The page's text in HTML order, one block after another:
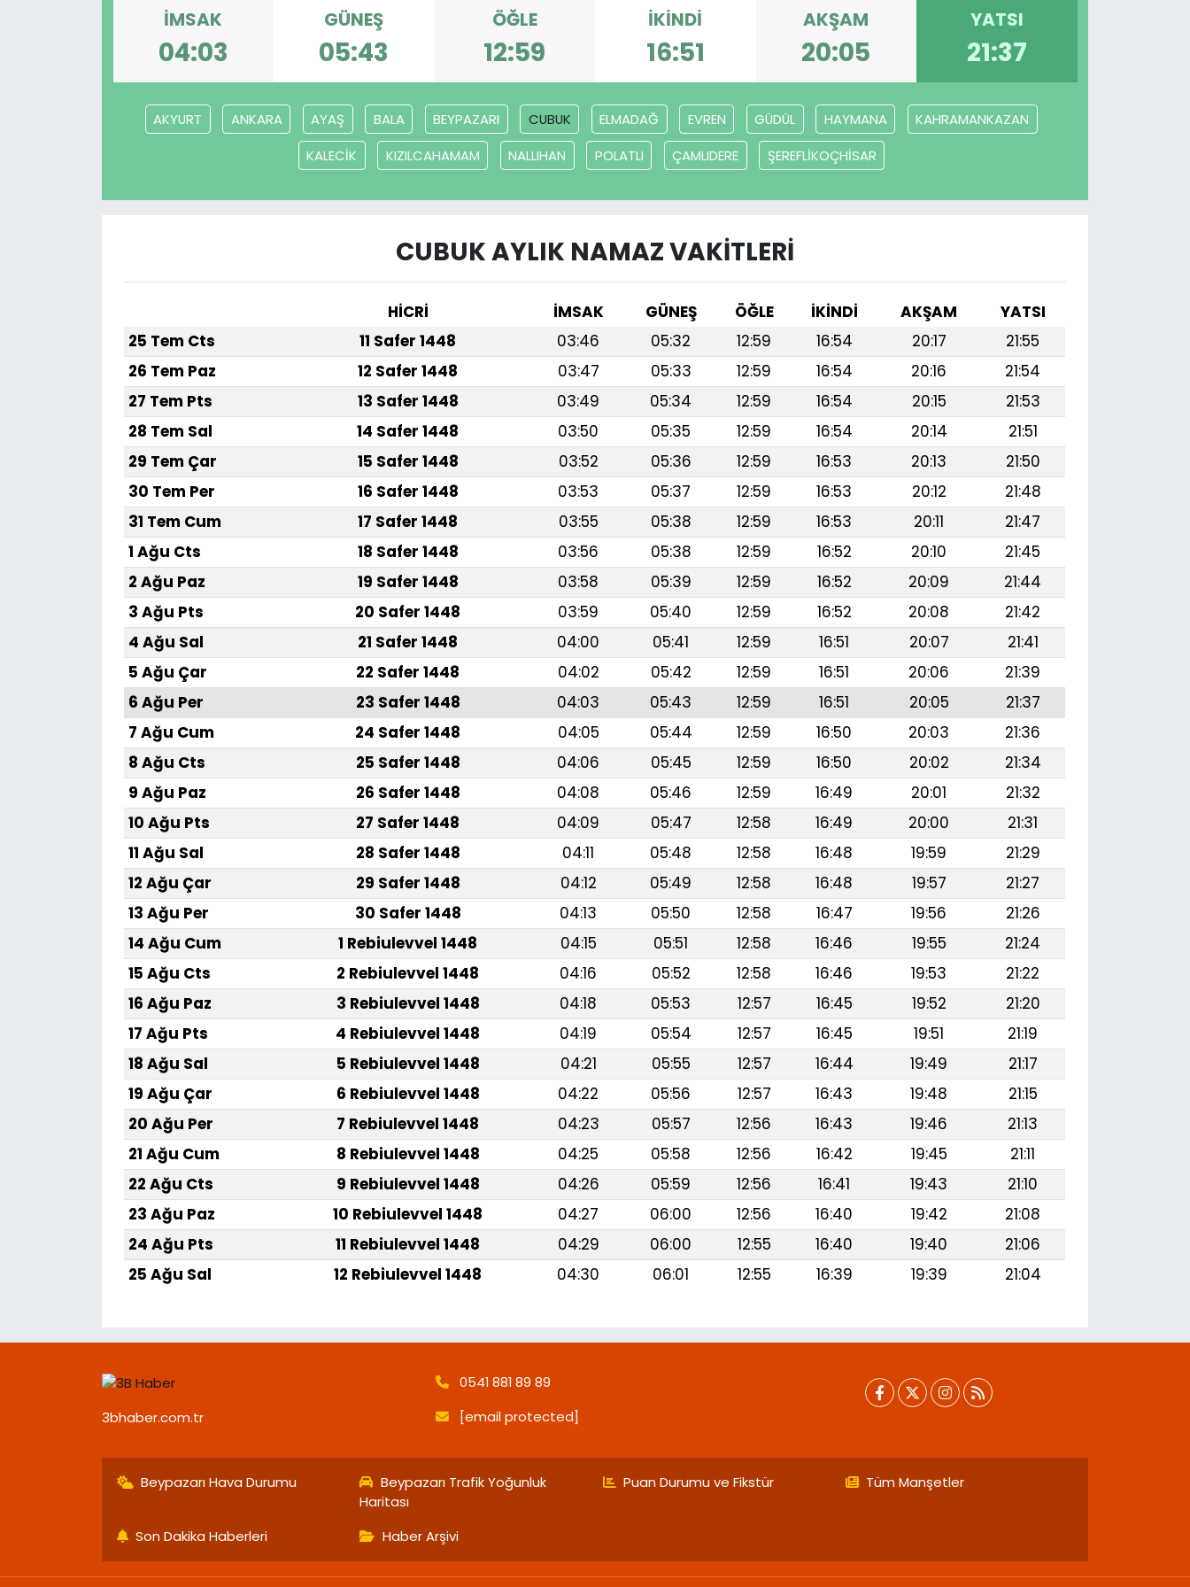
İMSAK
04:03
GÜNEŞ
05:43
ÖĞLE
12:59
İKINDI
16:51
AKŞAM
20:05
YATSI
21:37
AKYURT ANKARA AYAŞ BALA BEYPAZARI CUBUK ELMADAĞ EVREN GÜDÜL HAYMANA
KAHRAMANKAZAN
KALECİK
KIZILCAHAMAM NALLIHAN POLATLI ÇAMLIDERE ŞEREFLİKOÇHİSAR
CUBUK AYLIK NAMAZ VAKITLERI
HİCRİ İMSAK GÜNEŞ ÖĞLE İKINDI AKŞAM
YATSI
25 Tem Cts
11 Safer 1448 03:46 05:32 12:59 16:54 20:17
21:55
26 Tem Paz
12 Safer 1448 03:47 05:33 12:59 16:54 20:16
21:54
27 Tem Pts
13 Safer 1448 03:49 05:34 12:59 16:54 20:15
21:53
28 Tem Sal
14 Safer 1448 03:50 05:35 12:59 16:54 20:14
21:51
29 Tem Çar
15 Safer 1448 03:52 05:36 12:59 16:53 20:13
21:50
30 Tem Per
16 Safer 1448 03:53 05:37 12:59 16:53 20:12
21:48
31 Tem Cum
17 Safer 1448 03:55 05:38 12:59 16:53 20:11
21:47
1 Ağu Cts
18 Safer 1448 03:56 05:38 12:59 16:52 20:10
21:45
2 Ağu Paz
19 Safer 1448 03:58 05:39 12:59 16:52 20:09
21:44
3 Ağu Pts
20 Safer 1448 03:59 05:40 12:59 16:52 20:08
21:42
4 Ağu Sal
21 Safer 1448 04:00 05:41 12:59 16:51 20:07
21:41
5 Ağu Çar
22 Safer 1448 04:02 05:42 12:59 16:51 20:06
21:39
6 Ağu Per
23 Safer 1448 04:03 05:43 12:59 16:51 20:05
21:37
7 Ağu Cum
24 Safer 1448 04:05 05:44 12:59 16:50 20:03
21:36
8 Ağu Cts
25 Safer 1448 04:06 05:45 12:59 16:50 20:02
21:34
9 Ağu Paz
26 Safer 1448 04:08 05:46 12:59 16:49 20:01
21:32
10 Ağu Pts
27 Safer 1448 04:09 05:47 12:58 16:49 20:00
21:31
11 Ağu Sal
28 Safer 1448 04:11 05:48 12:58 16:48 19:59
21:29
12 Ağu Çar
29 Safer 1448 04:12 05:49 12:58 16:48 19:57
21:27
13 Ağu Per
30 Safer 1448 04:13 05:50 12:58 16:47 19:56
21:26
14 Ağu Cum
1 Rebiulevvel 1448 04:15 05:51 12:58 16:46 19:55
21:24
15 Ağu Cts
2 Rebiulevvel 1448 04:16 05:52 12:58 16:46 19:53
21:22
16 Ağu Paz
3 Rebiulevvel 1448 04:18 05:53 12:57 16:45 19:52
21:20
17 Ağu Pts
4 Rebiulevvel 1448 04:19 05:54 12:57 16:45 19:51
21:19
18 Ağu Sal
5 Rebiulevvel 1448 04:21 05:55 12:57 16:44 19:49
21:17
19 Ağu Çar
6 Rebiulevvel 1448 04:22 05:56 12:57 16:43 19:48
21:15
20 Ağu Per
7 Rebiulevvel 1448 04:23 05:57 12:56 16:43 19:46
21:13
21 Ağu Cum
8 Rebiulevvel 1448 04:25 05:58 12:56 16:42 19:45
21:11
22 Ağu Cts
9 Rebiulevvel 1448 04:26 05:59 12:56 16:41 19:43
21:10
23 Ağu Paz
10 Rebiulevvel 1448 04:27 06:00 12:56 16:40 19:42
21:08
24 Ağu Pts
11 Rebiulevvel 1448 04:29 06:00 12:55 16:40 19:40
21:06
25 Ağu Sal
12 Rebiulevvel 1448 04:30 06:01 12:55 16:39 19:39 21:04
3bhaber.com.tr
0541 881 89 89
[email protected]
Beypazarı Hava Durumu
Beypazarı Trafik Yoğunluk
Haritası
Puan Durumu ve Fikstür Tüm Manşetler
Son Dakika Haberleri Haber Arşivi